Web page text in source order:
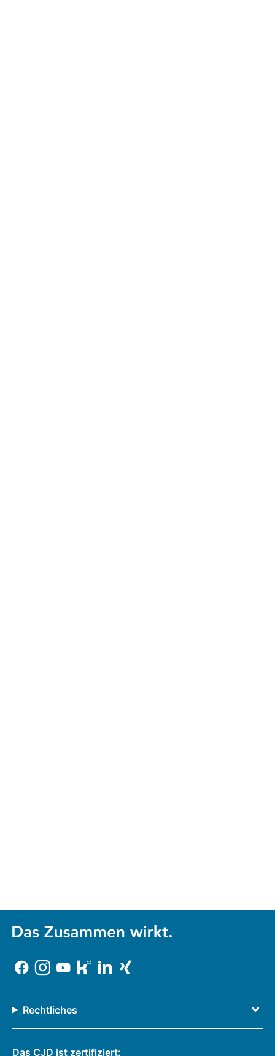
Rechtliches
Das CJD ist zertifiziert: